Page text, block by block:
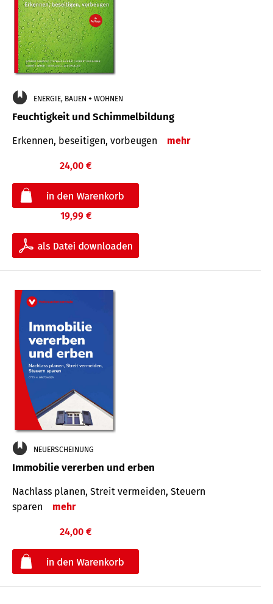
ENERGIE, BAUEN + WOHNEN
Feuchtigkeit und Schimmelbildung
Erkennen, beseitigen, vorbeugen mehr
24,00 €
19,99 €
NEUERSCHEINUNG
Immobilie vererben und erben
Nachlass planen, Streit vermeiden, Steuern
sparen
mehr
24,00 €